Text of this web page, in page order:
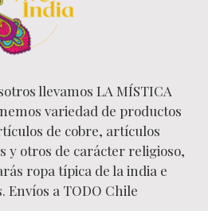
llevamos LA MÍSTICA
variedad de productos
de cobre, artículos
y otros de carácter religioso,
ropa típica de la india e
a TODO Chile